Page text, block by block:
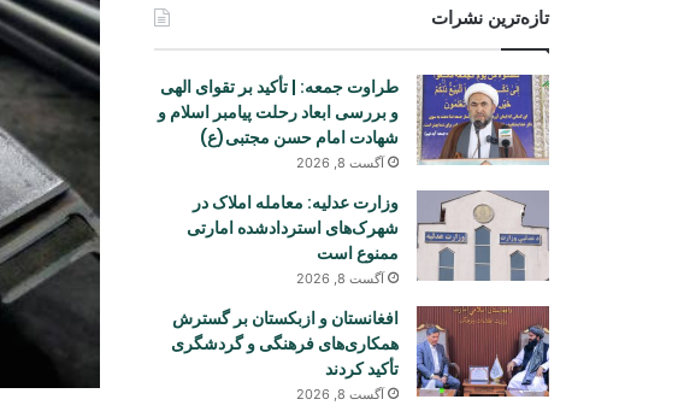
تازه‌ترین نشرات
طراوت جمعه: | تأکید بر تقوای الهی
و بررسی ابعاد رحلت پیامبر اسلام و
شهادت امام حسن مجتبی(ع)
آگست 8, 2026
وزارت عدلیه: معامله املاک در
شهرک‌های استردادشده امارتی
ممنوع است
آگست 8, 2026
افغانستان و ازبکستان بر گسترش
همکاری‌های فرهنگی و گردشگری
تأکید کردند
آگست 8, 2026